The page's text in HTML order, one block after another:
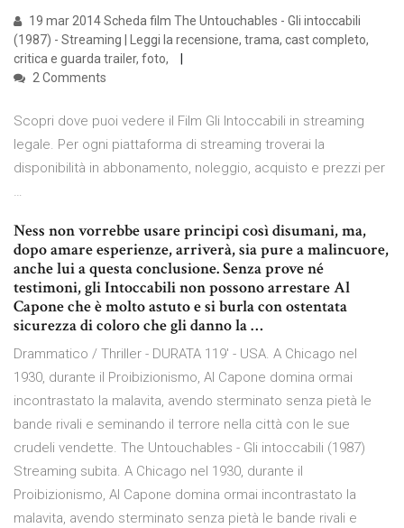
19 mar 2014 Scheda film The Untouchables - Gli intoccabili
(1987) - Streaming | Leggi la recensione, trama, cast completo,
critica e guarda trailer, foto,
2 Comments
Scopri dove puoi vedere il Film Gli Intoccabili in streaming
legale. Per ogni piattaforma di streaming troverai la
disponibilità in abbonamento, noleggio, acquisto e prezzi per
…
Ness non vorrebbe usare principi così disumani, ma,
dopo amare esperienze, arriverà, sia pure a malincuore,
anche lui a questa conclusione. Senza prove né
testimoni, gli Intoccabili non possono arrestare Al
Capone che è molto astuto e si burla con ostentata
sicurezza di coloro che gli danno la …
Drammatico / Thriller - DURATA 119′ - USA. A Chicago nel
1930, durante il Proibizionismo, Al Capone domina ormai
incontrastato la malavita, avendo sterminato senza pietà le
bande rivali e seminando il terrore nella città con le sue
crudeli vendette. The Untouchables - Gli intoccabili (1987)
Streaming subita. A Chicago nel 1930, durante il
Proibizionismo, Al Capone domina ormai incontrastato la
malavita, avendo sterminato senza pietà le bande rivali e